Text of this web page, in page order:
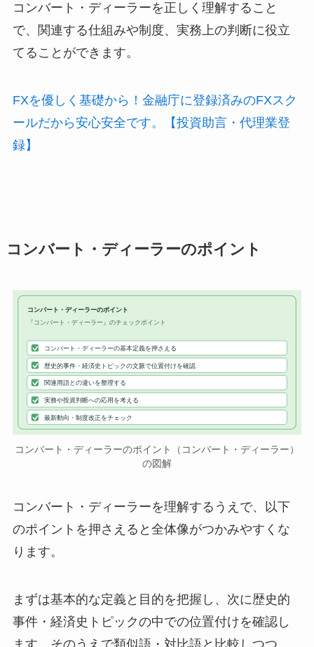
コンバート・ディーラーを正しく理解すること
で、関連する仕組みや制度、実務上の判断に役立
てることができます。
FXを優しく基礎から！金融庁に登録済みのFXスク
ールだから安心安全です。【投資助言・代理業登
録】
コンバート・ディーラーのポイント
コンバート・ディーラーのポイント
『コンバート・ディーラー』のチェックポイント
コンバート・ディーラーの基本定義を押さえる
歴史的事件・経済史トピックの文脈で位置付けを確認
関連用語との違いを整理する
実務や投資判断への応用を考える
最新動向・制度改正をチェック
コンバート・ディーラーのポイント（コンバート・ディーラー）
の図解
コンバート・ディーラーを理解するうえで、以下
のポイントを押さえると全体像がつかみやすくな
ります。
まずは基本的な定義と目的を把握し、次に歴史的
事件・経済史トピックの中での位置付けを確認し
ます。そのうえで類似語・対比語と比較しつつ、